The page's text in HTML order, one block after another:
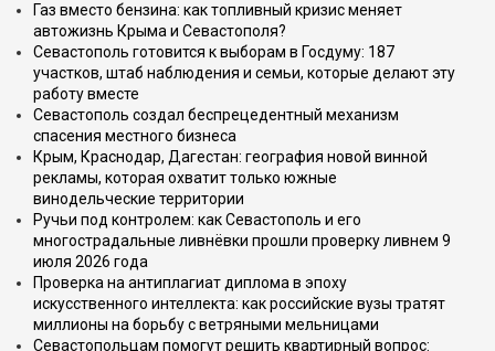
Газ вместо бензина: как топливный кризис меняет
автожизнь Крыма и Севастополя?
Севастополь готовится к выборам в Госдуму: 187
участков, штаб наблюдения и семьи, которые делают эту
работу вместе
Севастополь создал беспрецедентный механизм
спасения местного бизнеса
Крым, Краснодар, Дагестан: география новой винной
рекламы, которая охватит только южные
винодельческие территории
Ручьи под контролем: как Севастополь и его
многострадальные ливнёвки прошли проверку ливнем 9
июля 2026 года
Проверка на антиплагиат диплома в эпоху
искусственного интеллекта: как российские вузы тратят
миллионы на борьбу с ветряными мельницами
Севастопольцам помогут решить квартирный вопрос: